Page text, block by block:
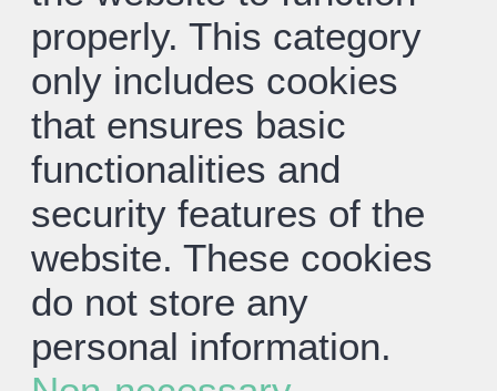
properly. This category
only includes cookies
that ensures basic
functionalities and
security features of the
website. These cookies
do not store any
personal information.